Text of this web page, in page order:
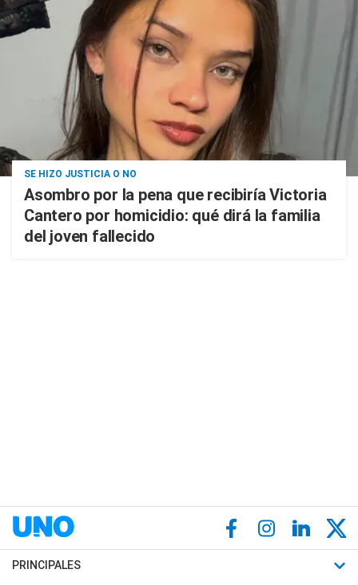
SE HIZO JUSTICIA O NO
Asombro por la pena que recibiría Victoria
Cantero por homicidio: qué dirá la familia
del joven fallecido
PRINCIPALES